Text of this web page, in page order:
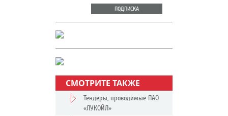
ПОДПИСКА
СМОТРИТЕ ТАКЖЕ
Тендеры, проводимые ПАО
«ЛУКОЙЛ»